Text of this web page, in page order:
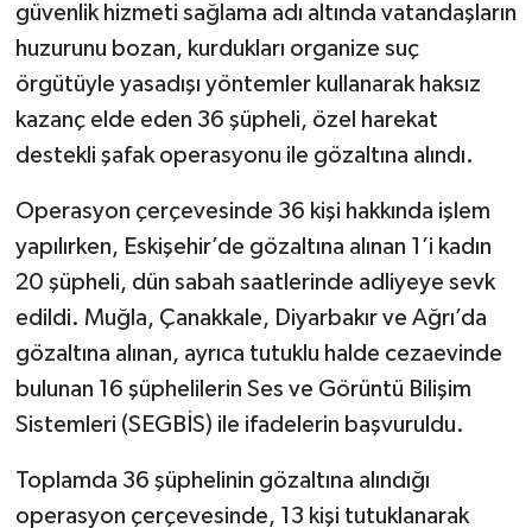
güvenlik hizmeti sağlama adı altında vatandaşların
huzurunu bozan, kurdukları organize suç
örgütüyle yasadışı yöntemler kullanarak haksız
kazanç elde eden 36 şüpheli, özel harekat
destekli şafak operasyonu ile gözaltına alındı.
Operasyon çerçevesinde 36 kişi hakkında işlem
yapılırken, Eskişehir’de gözaltına alınan 1’i kadın
20 şüpheli, dün sabah saatlerinde adliyeye sevk
edildi. Muğla, Çanakkale, Diyarbakır ve Ağrı’da
gözaltına alınan, ayrıca tutuklu halde cezaevinde
bulunan 16 şüphelilerin Ses ve Görüntü Bilişim
Sistemleri (SEGBİS) ile ifadelerin başvuruldu.
Toplamda 36 şüphelinin gözaltına alındığı
operasyon çerçevesinde, 13 kişi tutuklanarak